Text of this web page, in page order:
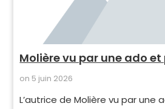
Molière vu par une ado
on 5 juin 2026
L’autrice de Molière vu par une